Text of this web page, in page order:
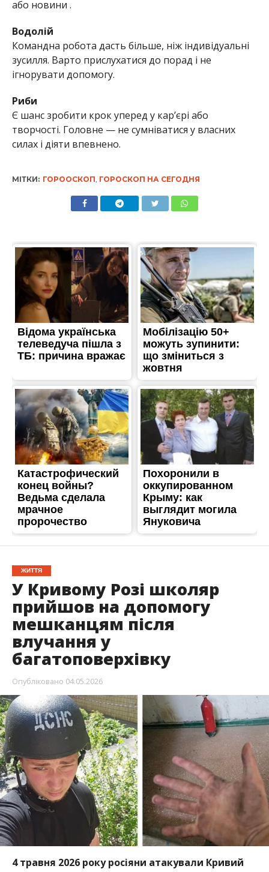
або новини .
Водолій
Командна робота дасть більше, ніж індивідуальні
зусилля. Варто прислухатися до порад і не
ігнорувати допомогу.
Риби
Є шанс зробити крок уперед у кар’єрі або
творчості. Головне — не сумніватися у власних
силах і діяти впевнено.
МІТКИ: ГОРООСКОП ГОРОСКОП НА СЕГОДНЯ
ЖИТТЯ
У Кривому Розі школяр
прийшов на допомогу
мешканцям після
влучання у
багатоповерхівку
Опубліковано 04.05.2026
4 травня 2026 року росіяни атакували Кривий